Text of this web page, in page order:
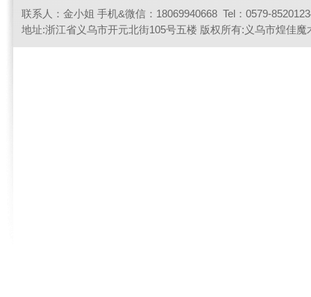
联系我们
联系人：金小姐 手机&微信：18069940668 Tel：0579-
地址:浙江省义乌市开元北街105号五楼 版权所有:义乌市煌佳